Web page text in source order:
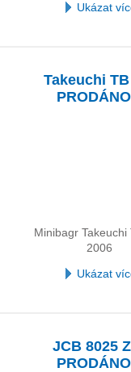
Ukázat
Takeuchi
Minibagr Takeuchi
2006
Ukázat
JCB 8025